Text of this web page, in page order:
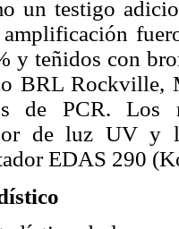
un testigo
y teñidos con
BRL Rockville,
de PCR. Los
de luz UV y
EDAS 290